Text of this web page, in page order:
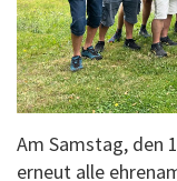
Am Samstag, den
erneut alle